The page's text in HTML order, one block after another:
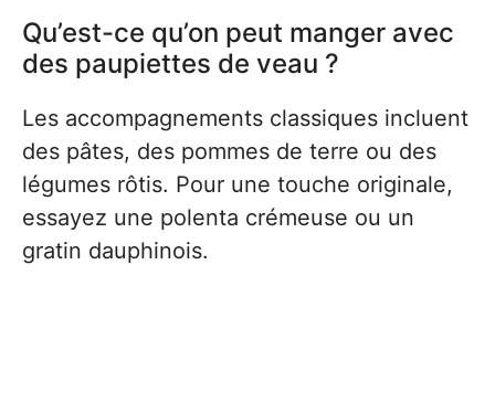
Qu’est-ce qu’on peut manger avec
des paupiettes de veau ?
Les accompagnements classiques incluent
des pâtes, des pommes de terre ou des
légumes rôtis. Pour une touche originale,
essayez une polenta crémeuse ou un
gratin dauphinois.